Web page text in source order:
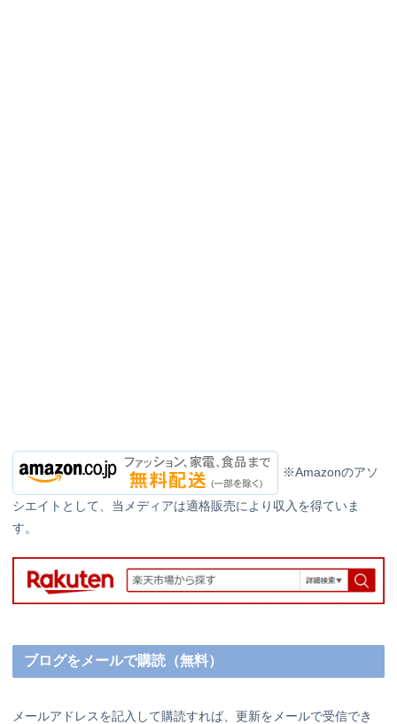
※Amazonのアソ
シエイトとして、当メディアは適格販売により収入を得ていま
す。
ブログをメールで購読（無料）
メールアドレスを記入して購読すれば、更新をメールで受信でき